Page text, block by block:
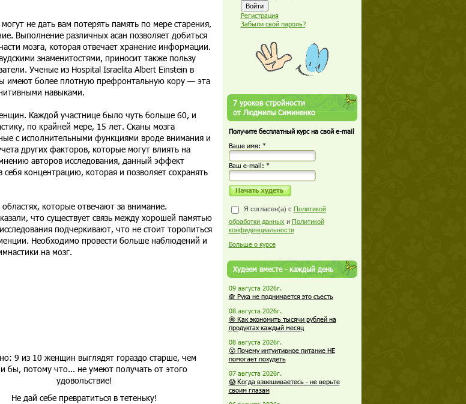
не дать вам потерять память по мере старения,
Выполнение различных асан позволяет добиться
мозга, которая отвечает хранение информации.
знаменитостями, приносит также пользу
Ученые из Hospital Israelita Albert Einstein в
имеют более плотную префронтальную кору — эта
навыками.
Каждой участнице было чуть больше 60, и
по крайней мере, 15 лет. Сканы мозга
с исполнительными функциями вроде внимания и
других факторов, которые могут влиять на
авторов исследования, данный эффект
концентрацию, которая и позволяет сохранять
которые отвечают за внимание.
что существует связь между хорошей памятью
подчеркивают, что не стоит торопиться
Необходимо провести больше наблюдений и
на мозг.
9 из 10 женщин выглядят гораздо старше, чем
бы, потому что... не умеют получать от этого
удовольствие!
Не дай себе превратиться в тетеньку!
Регистрация
Забыли свой пароль?
7 уроков стройности
от Людмилы Симиненко
Получите бесплатный курс на свой e-mail
Ваше имя: *
Ваш е-mail: *
Я согласен(а) с Политикой
обработки данных и Политикой
конфиденциальности
Больше о курсе
Худеем вместе - каждый день
09 августа 2026г.
🙈 Рука не поднимается это съесть
08 августа 2026г.
🤩 Как экономить тысячи рублей на
продуктах каждый месяц
08 августа 2026г.
😮 Почему интуитивное питание НЕ
помогает похудеть
07 августа 2026г.
😱 Когда взвешиваетесь - не верьте
своим глазам